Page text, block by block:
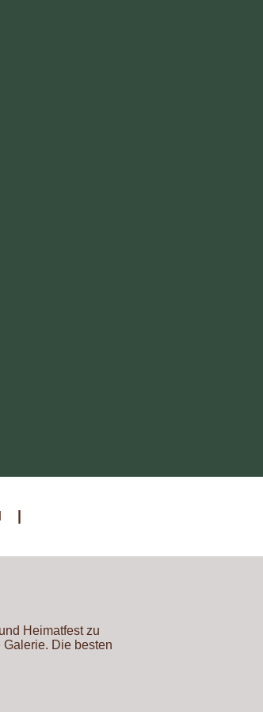
Heimatfest zu
Die besten